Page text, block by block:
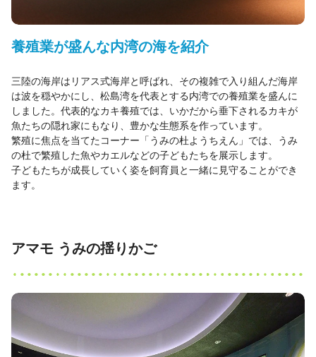
養殖業が盛んな内湾の海を紹介
三陸の海岸はリアス式海岸と呼ばれ、その複雑で入り組んだ海岸
は波を穏やかにし、松島湾を代表とする内湾での養殖業を盛んに
しました。代表的なカキ養殖では、いかだから垂下されるカキが
魚たちの隠れ家にもなり、豊かな生態系を作っています。
繁殖に焦点を当てたコーナー「うみの杜ようちえん」では、うみ
の杜で繁殖した魚やカエルなどの子どもたちを展示します。
子どもたちが成長していく姿を飼育員と一緒に見守ることができ
ます。
アマモ うみの揺りかご